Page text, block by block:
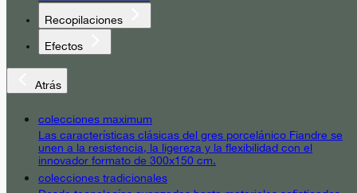
Recopilaciones
Efectos
Atrás
colecciones maximum
Las características clásicas del gres porcelánico Fiandre se
unen a la resistencia, la ligereza y la flexibilidad con el
innovador formato de 300x150 cm.
colecciones tradicionales